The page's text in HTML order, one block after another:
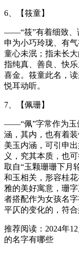
6、【筱童】
——“筱”有着细致、
申为小巧玲珑、有
童心未泯；指未长
指纯真、善良、快
喜金。筱童此名，
悦耳动听。
7、【佩珊】
——“佩”字常作为玉
涵，其内，也有着
美玉内涵，可引申
义，究其本质，也
取自“玉颗珊珊下月
和玉相关，形容桂
雅的美好寓意，珊
者搭配作为女孩名
平仄的变化的，符合
推荐阅读：2024年
的名字有哪些